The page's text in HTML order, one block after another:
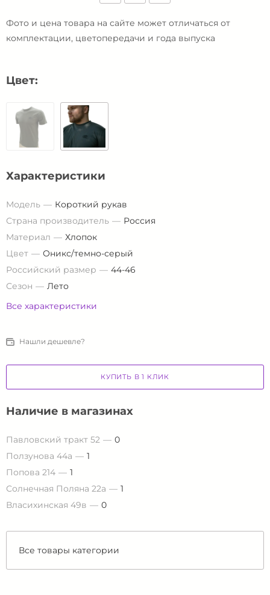
Фото и цена товара на сайте может отличаться от
комплектации, цветопередачи и года выпуска
Цвет:
Характеристики
Модель
Короткий рукав
Страна производитель
Россия
Материал
Хлопок
Цвет
Оникс/темно-серый
Российский размер
44-46
Сезон
Лето
Все характеристики
Нашли дешевле?
КУПИТЬ В 1 КЛИК
Наличие в магазинах
Павловский тракт 52
0
Ползунова 44а
1
Попова 214
1
Солнечная Поляна 22а
1
Власихинская 49в
0
Все товары категории